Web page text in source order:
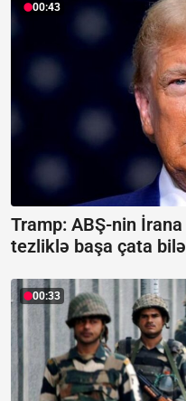
00:43
Tramp: ABŞ-nin
tezliklə başa çata
00:33